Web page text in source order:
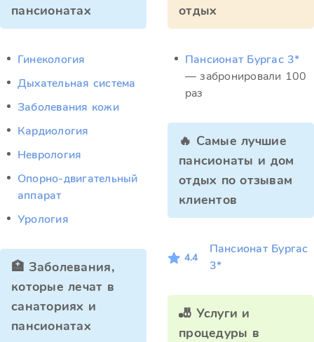
пансионатах
Гинекология
Дыхательная система
Заболевания кожи
Кардиология
Неврология
Опорно-двигательный
аппарат
Урология
🏥 Заболевания,
которые лечат в
санаториях и
пансионатах
отдых
Пансионат Бургас 3*
— забронировали 100
раз
🔥 Самые лучшие
пансионаты и дом
отдых по отзывам
клиентов
4.4
Пансионат Бургас
3*
🎳 Услуги и
процедуры в